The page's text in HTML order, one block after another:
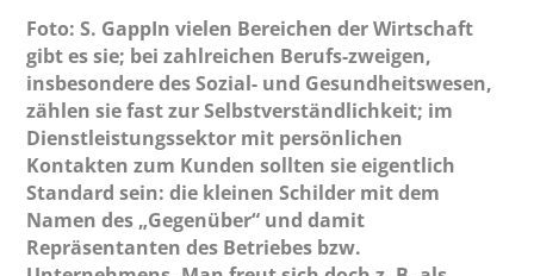
Foto: S. GappIn vielen Bereichen der Wirtschaft
gibt es sie; bei zahlreichen Berufs-zweigen,
insbesondere des Sozial- und Gesundheitswesen,
zählen sie fast zur Selbstverständlichkeit; im
Dienstleistungssektor mit persönlichen
Kontakten zum Kunden sollten sie eigentlich
Standard sein: die kleinen Schilder mit dem
Namen des „Gegenüber“ und damit
Repräsentanten des Betriebes bzw.